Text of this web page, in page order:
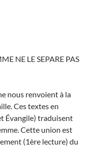
NE LE SEPARE PAS
nous renvoient à la
Ces textes en
Évangile) traduisent
Cette union est
(1ère lecture) du